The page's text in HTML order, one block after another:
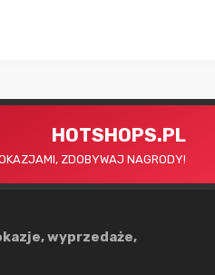
HOTSHOPS.PL
ZDOBYWAJ NAGRODY!
wyprzedaże,